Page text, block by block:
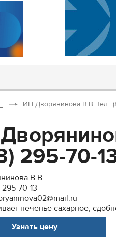
ИП Дворянинова В.В. Тел.:
295-70-
В.В.
70-13
печенье сахарное,
Узнать цену